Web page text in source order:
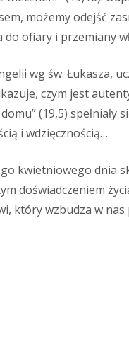
możemy odejść
ofiary i przemiany
wg św. Łukasza,
czym jest
(19,5)
i wdzięcznością…
kwietniowego dnia
doświadczeniem
który wzbudza w